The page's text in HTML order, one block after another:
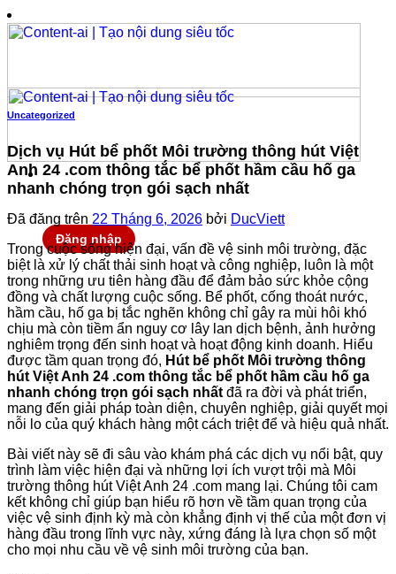
đến
Đăng nhập
Uncategorized
Dịch vụ Hút bể phốt Môi trường thông hút Việt
Anh 24 .com thông tắc bể phốt hầm cầu hố ga
nhanh chóng trọn gói sạch nhất
Đã đăng trên 22 Tháng 6, 2026 bởi DucViett
Trong cuộc sống hiện đại, vấn đề vệ sinh môi trường, đặc
biệt là xử lý chất thải sinh hoạt và công nghiệp, luôn là một
trong những ưu tiên hàng đầu để đảm bảo sức khỏe cộng
đồng và chất lượng cuộc sống. Bể phốt, cống thoát nước,
hầm cầu, hố ga bị tắc nghẽn không chỉ gây ra mùi hôi khó
chịu mà còn tiềm ẩn nguy cơ lây lan dịch bệnh, ảnh hưởng
nghiêm trọng đến sinh hoạt và hoạt động kinh doanh. Hiểu
được tầm quan trọng đó, Hút bể phốt Môi trường thông
hút Việt Anh 24 .com thông tắc bể phốt hầm cầu hố ga
nhanh chóng trọn gói sạch nhất đã ra đời và phát triển,
mang đến giải pháp toàn diện, chuyên nghiệp, giải quyết mọi
nỗi lo của quý khách hàng một cách triệt để và hiệu quả nhất.
Bài viết này sẽ đi sâu vào khám phá các dịch vụ nổi bật, quy
trình làm việc hiện đại và những lợi ích vượt trội mà Môi
trường thông hút Việt Anh 24 .com mang lại. Chúng tôi cam
kết không chỉ giúp bạn hiểu rõ hơn về tầm quan trọng của
việc vệ sinh định kỳ mà còn khẳng định vị thế của một đơn vị
hàng đầu trong lĩnh vực này, xứng đáng là lựa chọn số một
cho mọi nhu cầu về vệ sinh môi trường của bạn.